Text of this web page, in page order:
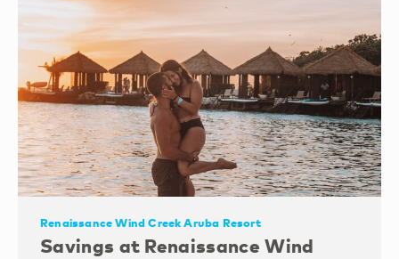
Renaissance Wind Creek Aruba Resort
Savings at Renaissance Wind